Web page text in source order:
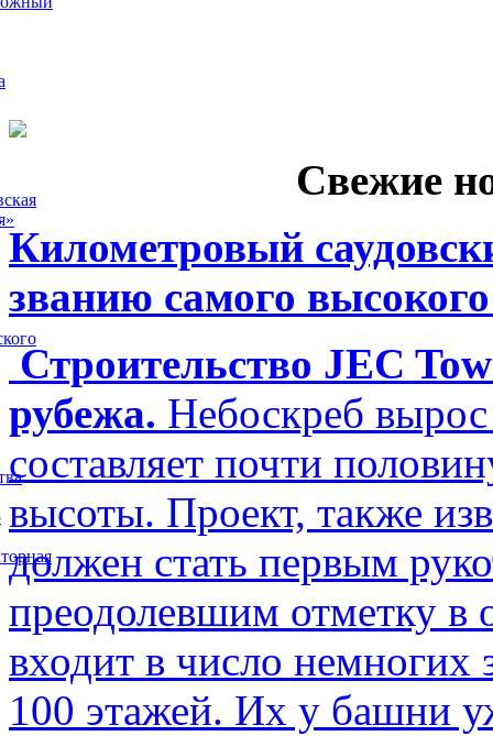
Свежие
Километровый
званию самого
Строительство JEC
рубежа. Небоскреб
составляет почти
высоты. Проект, также
должен стать первым
преодолевшим отметку в
входит в число
100 этажей. Их у башни